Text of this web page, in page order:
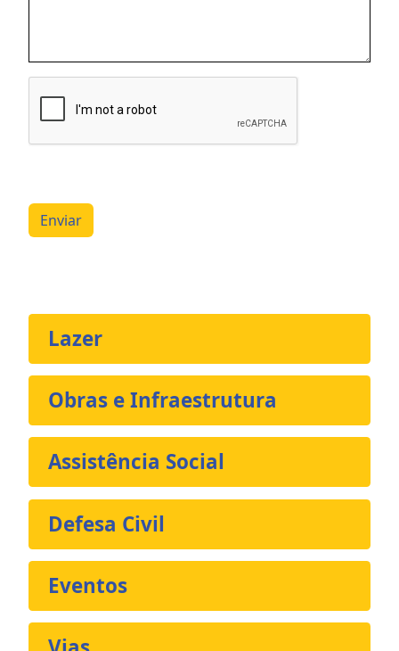
Enviar
Lazer
Obras e Infraestrutura
Assistência Social
Defesa Civil
Eventos